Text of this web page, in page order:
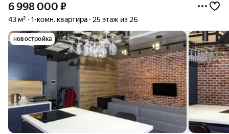
6 998 000 ₽
43 м² 1-комн. квартира 25 этаж из 26
новостройка